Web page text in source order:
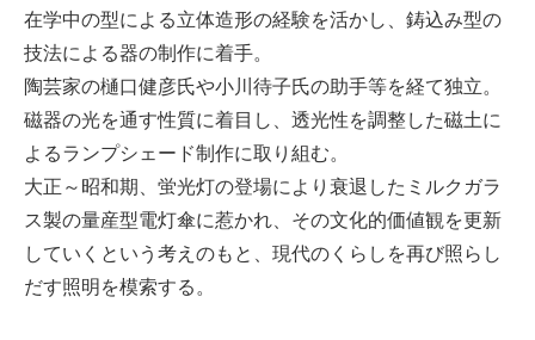
在学中の型による立体造形の経験を活かし、鋳込み型の
技法による器の制作に着手。
陶芸家の樋口健彦氏や小川待子氏の助手等を経て独立。
磁器の光を通す性質に着目し、透光性を調整した磁土に
よるランプシェード制作に取り組む。
大正～昭和期、蛍光灯の登場により衰退したミルクガラ
ス製の量産型電灯傘に惹かれ、その文化的価値観を更新
していくという考えのもと、現代のくらしを再び照らし
だす照明を模索する。